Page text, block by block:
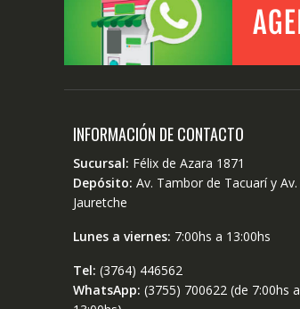
INFORMACIÓN DE CONTACTO
Sucursal: Félix de Azara 1871
Depósito: Av. Tambor de Tacuarí y Av.
Jauretche
Lunes a viernes: 7:00hs a 13:00hs
Tel: (3764) 446562
WhatsApp: (3755) 700622 (de 7:00hs a